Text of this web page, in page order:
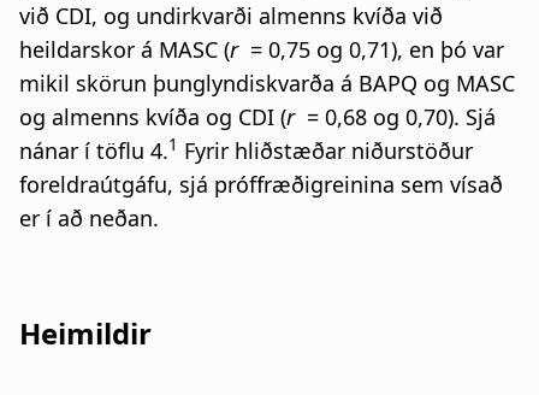
við CDI, og undirkvarði almenns kvíða við
heildarskor á MASC (r= 0,75 og 0,71), en þó var
mikil skörun þunglyndiskvarða á BAPQ og MASC
og almenns kvíða og CDI (r= 0,68 og 0,70). Sjá
nánar í töflu 4.1 Fyrir hliðstæðar niðurstöður
foreldraútgáfu, sjá próffræðigreinina sem vísað
er í að neðan.
Heimildir